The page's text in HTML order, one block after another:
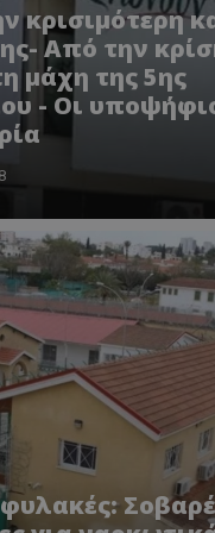
κρισιμότερη
Από την
μάχη της 5ης
- Οι
φυλακές:
YouTube